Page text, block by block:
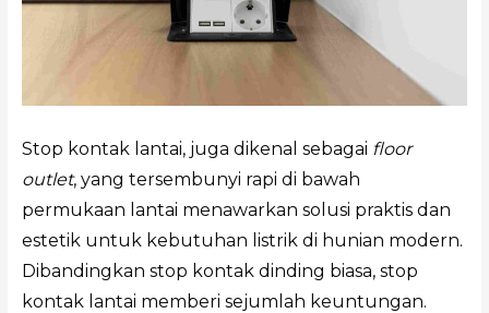
Stop kontak lantai, juga dikenal sebagai floor
outlet, yang tersembunyi rapi di bawah
permukaan lantai menawarkan solusi praktis dan
estetik untuk kebutuhan listrik di hunian modern.
Dibandingkan stop kontak dinding biasa, stop
kontak lantai memberi sejumlah keuntungan.